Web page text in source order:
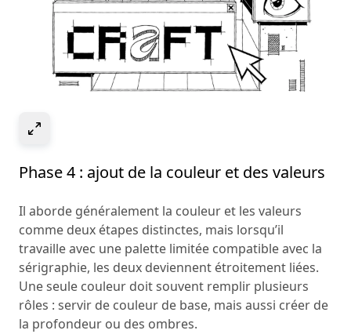
Phase 4 : ajout de la couleur et des valeurs
Il aborde généralement la couleur et les valeurs
comme deux étapes distinctes, mais lorsqu’il
travaille avec une palette limitée compatible avec la
sérigraphie, les deux deviennent étroitement liées.
Une seule couleur doit souvent remplir plusieurs
rôles : servir de couleur de base, mais aussi créer de
la profondeur ou des ombres.